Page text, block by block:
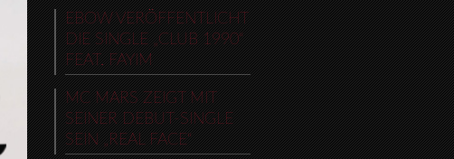
EBOW VERÖFFENTLICHT
DIE SINGLE „CLUB 1990“
FEAT. FAYIM
MC MARS ZEIGT MIT
SEINER DEBUT-SINGLE
SEIN „REAL FACE“